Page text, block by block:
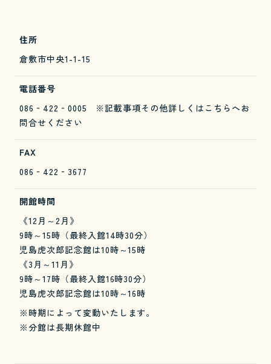
住所
倉敷市中央1-1-15
電話番号
086‐422‐0005 ※記載事項その他詳しくはこちらへお
問合せください
FAX
086‐422‐3677
開館時間
《12月～2月》
9時～15時（最終入館14時30分）
児島虎次郎記念館は10時～15時
《3月～11月》
9時～17時（最終入館16時30分）
児島虎次郎記念館は10時～16時
※時期によって変動いたします。
※分館は長期休館中